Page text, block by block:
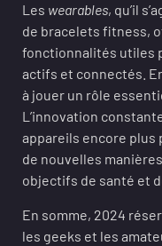
Les wearables, qu’il
de bracelets fitness,
fonctionnalités utiles
actifs et connectés.
à jouer un rôle
L’innovation
appareils encore plus
de nouvelles
objectifs de santé et
En somme, 2024
les geeks et les